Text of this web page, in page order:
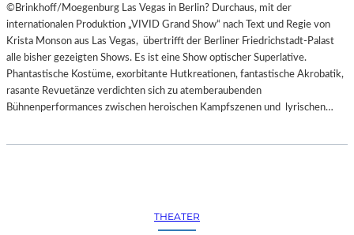
©Brinkhoff/Moegenburg Las Vegas in Berlin? Durchaus, mit der
internationalen Produktion „VIVID Grand Show“ nach Text und Regie von
Krista Monson aus Las Vegas, übertrifft der Berliner Friedrichstadt-Palast
alle bisher gezeigten Shows. Es ist eine Show optischer Superlative.
Phantastische Kostüme, exorbitante Hutkreationen, fantastische Akrobatik,
rasante Revuetänze verdichten sich zu atemberaubenden
Bühnenperformances zwischen heroischen Kampfszenen und lyrischen…
THEATER